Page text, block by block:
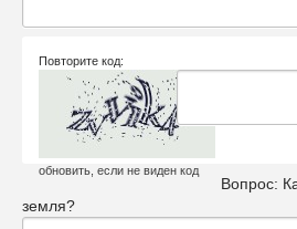
Повторите код:
обновить, если не виден код
Вопрос:
земля?